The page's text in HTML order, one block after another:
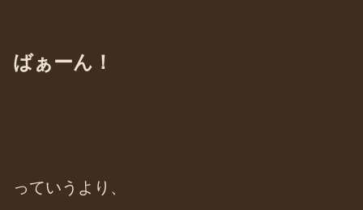
ばぁーん！
っていうより、